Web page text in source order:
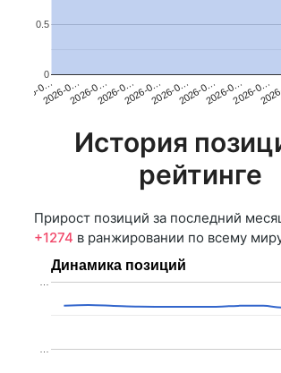
2026-0…2026-0…2026-0…2026-0…2026-0…2026-0…2026-0…2026-0…2026-0…
0
0.5
История
рейтинге
Прирост позиций за последний
+1274 в ранжировании по всему
Динамика позиций
…
…